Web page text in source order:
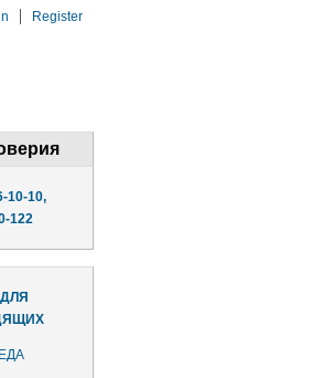
Register
10-10,
122